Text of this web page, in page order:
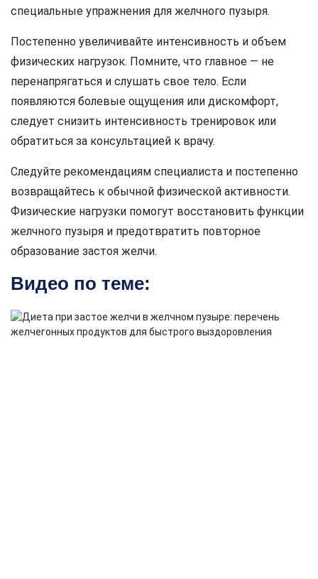
специальные упражнения для желчного пузыря.
Постепенно увеличивайте интенсивность и объем
физических нагрузок. Помните, что главное — не
перенапрягаться и слушать свое тело. Если
появляются болевые ощущения или дискомфорт,
следует снизить интенсивность тренировок или
обратиться за консультацией к врачу.
Следуйте рекомендациям специалиста и постепенно
возвращайтесь к обычной физической активности.
Физические нагрузки помогут восстановить функции
желчного пузыря и предотвратить повторное
образование застоя желчи.
Видео по теме: